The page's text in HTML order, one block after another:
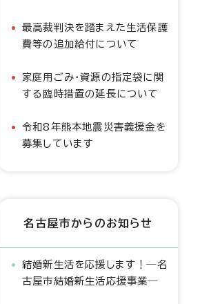
最高裁判決を踏まえた生活保護
費等の追加給付について
家庭用ごみ・資源の指定袋に関
する臨時措置の延長について
令和8年熊本地震災害義援金を
募集しています
名古屋市からのお知らせ
結婚新生活を応援します！―名
古屋市結婚新生活応援事業―